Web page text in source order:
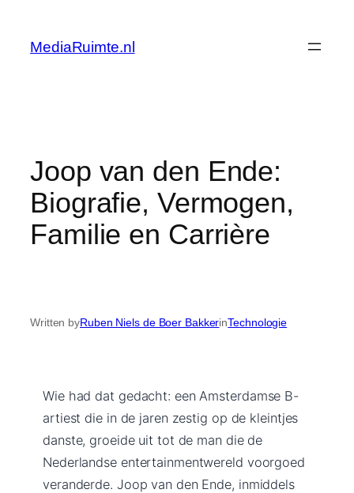
content
MediaRuimte.nl
Joop van den Ende:
Biografie, Vermogen,
Familie en Carrière
Written byRuben Niels de Boer BakkerinTechnologie
Wie had dat gedacht: een Amsterdamse B-
artiest die in de jaren zestig op de kleintjes
danste, groeide uit tot de man die de
Nederlandse entertainmentwereld voorgoed
veranderde. Joop van den Ende, inmiddels